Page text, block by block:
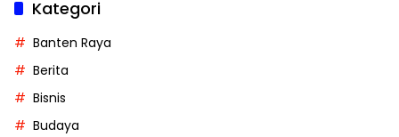
Kategori
Banten Raya
Berita
Bisnis
Budaya